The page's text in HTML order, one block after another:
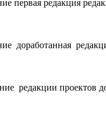
первая редакция
доработанная
редакции проектов